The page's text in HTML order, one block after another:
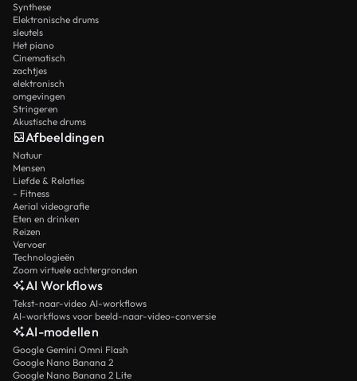
Synthese
Elektronische drums
sleutels
Het piano
Cinematisch
zachtjes
elektronisch
omgevingen
Stringeren
Akustische drums
Afbeeldingen
Natuur
Mensen
Liefde & Relaties
- Fitness
Aerial videografie
Eten en drinken
Reizen
Vervoer
Technologieën
Zoom virtuele achtergronden
AI Workflows
Tekst-naar-video AI-workflows
AI-workflows voor beeld-naar-video-conversie
AI-modellen
Google Gemini Omni Flash
Google Nano Banana 2
Google Nano Banana 2 Lite